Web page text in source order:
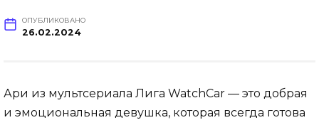
ОПУБЛИКОВАНО
26.02.2024
Ари из мультсериала Лига WatchCar — это добрая
и эмоциональная девушка, которая всегда готова